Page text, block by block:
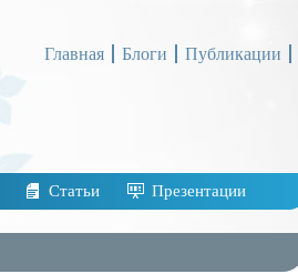
Главная Блоги Публикации
Статьи Презентации